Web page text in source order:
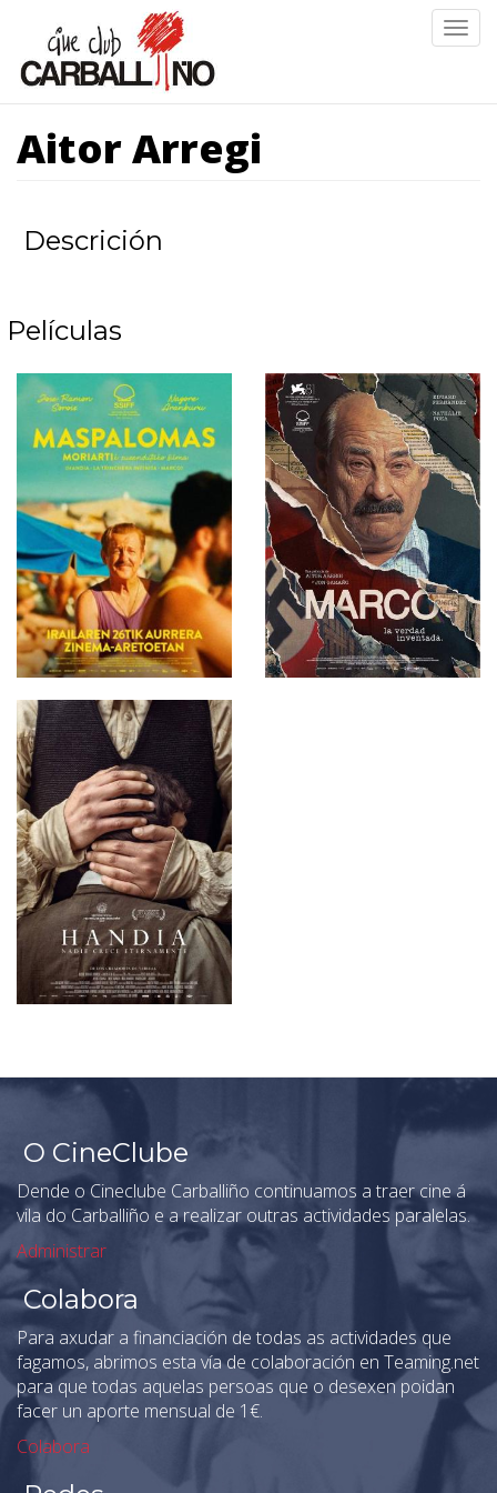
contido
principal
Aitor Arregi
Descrición
Películas
O CineClube
Dende o Cineclube Carballiño continuamos a traer cine á
vila do Carballiño e a realizar outras actividades paralelas.
Administrar
Colabora
Para axudar a financiación de todas as actividades que
fagamos, abrimos esta vía de colaboración en Teaming.net
para que todas aquelas persoas que o desexen poidan
facer un aporte mensual de 1€.
Colabora